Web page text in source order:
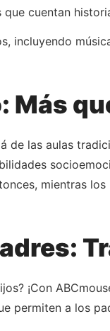
cuentan
incluyendo
Más
de las aulas
mientras
¡Con
permiten a los